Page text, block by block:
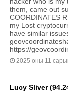
hacker who is my
them, came out
COORDINATES
my Lost
have similar
https://
2025 оны 11
Lucy Sliver